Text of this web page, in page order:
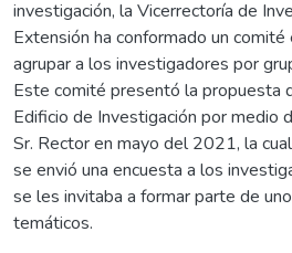
investigación, la Vicerrectoría de
Extensión ha conformado un
agrupar a los investigadores por
Este comité presentó la propuesta
Edificio de Investigación por medio
Sr. Rector en mayo del 2021, la
se envió una encuesta a los
se les invitaba a formar parte de
temáticos.